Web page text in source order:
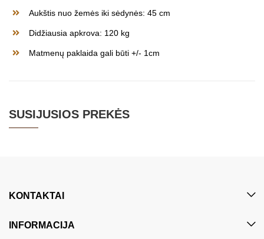
Aukštis nuo žemės iki sėdynės: 45 cm
Didžiausia apkrova: 120 kg
Matmenų paklaida gali būti +/- 1cm
SUSIJUSIOS PREKĖS
KONTAKTAI
INFORMACIJA